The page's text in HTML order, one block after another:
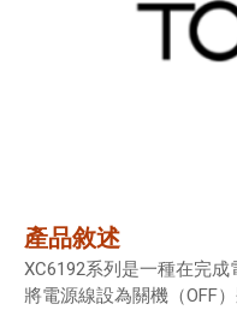
產品敘述
XC6192系列是一種在完
將電源線設為關機（OFF